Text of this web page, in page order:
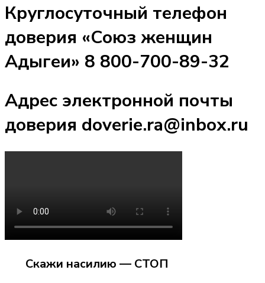
Круглосуточный телефон
доверия «Союз женщин
Адыгеи» 8 800-700-89-32
Адрес электронной почты
доверия doverie.ra@inbox.ru
Скажи насилию — СТОП